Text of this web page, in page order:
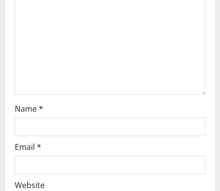
Name*
Email *
Website